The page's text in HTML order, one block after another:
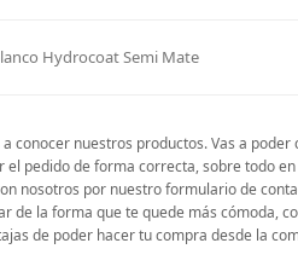
Hydrocoat Semi Mate
conocer nuestros productos. Vas a
pedido de forma correcta, sobre todo
nosotros por nuestro formulario de
de la forma que te quede más cómoda,
de poder hacer tu compra desde la